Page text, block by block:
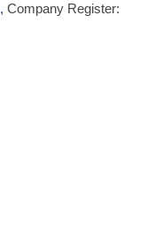
, Company Register: